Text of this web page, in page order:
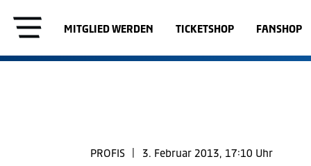
MITGLIED WERDEN TICKETSHOP FANSHOP
PROFIS 3. Februar 2013, 17:10 Uhr